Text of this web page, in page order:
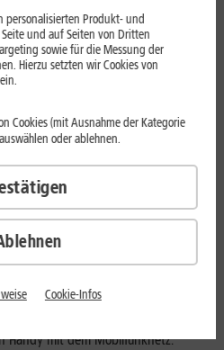
eine Funkzelle im
Handy mit dem Mobilfunknetz.
personalisierten Produkt- und
und auf Seiten von Dritten
sowie für die Messung der
Hierzu setzten wir Cookies von
Cookies (mit Ausnahme der Kategorie
oder ablehnen.
Cookie-Infos